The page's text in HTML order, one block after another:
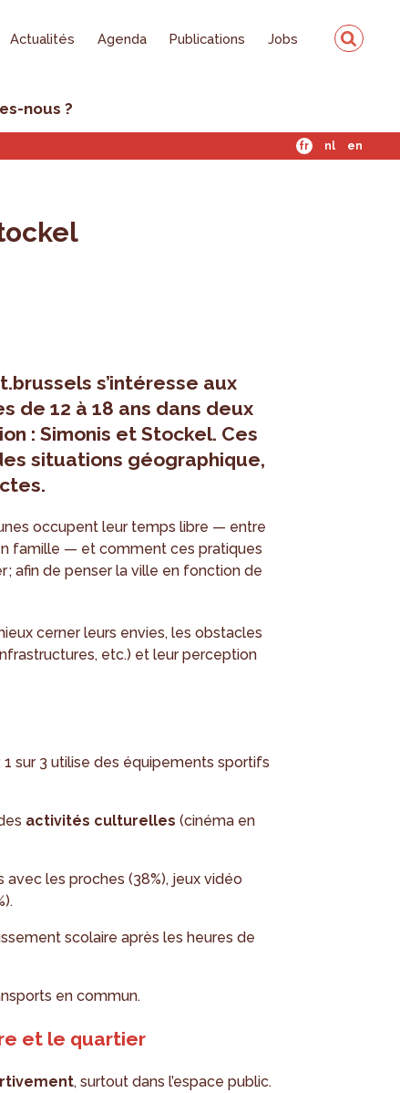
Actualités Agenda Publications Jobs
nous ?
fr nl en
s’intéresse aux
de 12 à 18 ans dans deux
: Simonis et Stockel. Ces
situations géographique,
occupent leur temps libre — entre
famille — et comment ces pratiques
; afin de penser la ville en fonction de
cerner leurs envies, les obstacles
etc.) et leur perception
1 sur 3 utilise des équipements sportifs
activités culturelles (cinéma en
les proches (38%), jeux vidéo
scolaire après les heures de
en commun.
et le quartier
, surtout dans l’espace public.